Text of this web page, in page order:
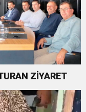
ZİYARET